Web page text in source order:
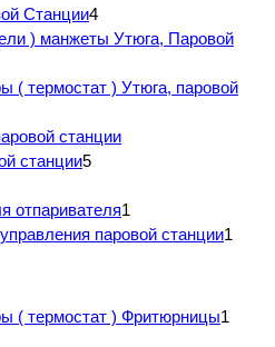
Станции4
) манжеты Утюга, Паровой
( термостат ) Утюга, паровой
станции
станции5
отпаривателя1
паровой станции1
( термостат ) Фритюрницы1